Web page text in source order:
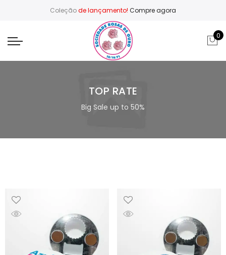
Coleçãode lançamento! Compre agora
0
TOP RATE
Big Sale up to 50%